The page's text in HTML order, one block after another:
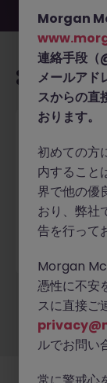
あなたに
サービス設計
東京 正社
新着
採用企業様新
Morgan
連絡手段
メールアド
スからの直
おります。
初めての方
内すること
界で他の優
おり、弊社
告を行って
Morgan
憑性に不安
スに直接ご
ルでお問い